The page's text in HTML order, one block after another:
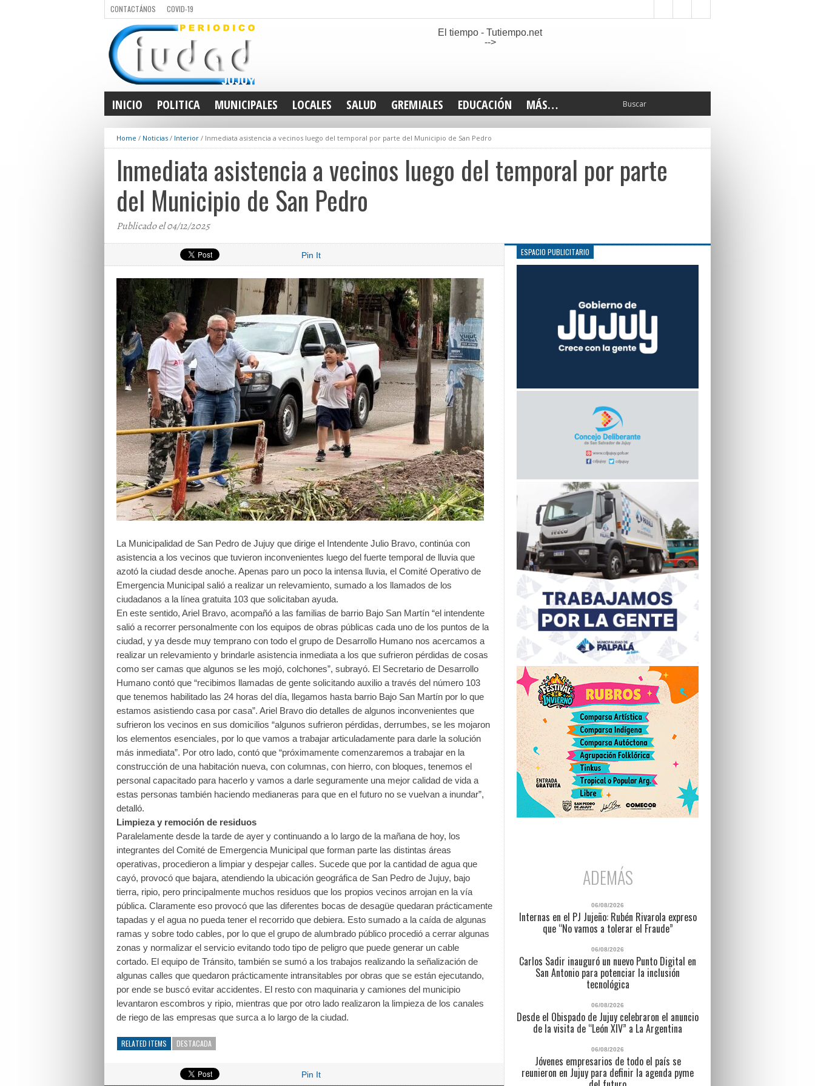
CONTACTÁNOS COVID-19
El tiempo - Tutiempo.net
-->
INICIO POLITICA MUNICIPALES LOCALES SALUD GREMIALES EDUCACIÓN MÁS…
INTERIOR
DEPORTES
ELECCIONES 2025
LEGISLATIVO
Home / Noticias / Interior / Inmediata asistencia a vecinos luego del temporal por parte del Municipio de San Pedro
Inmediata asistencia a vecinos luego del temporal por parte
del Municipio de San Pedro
Publicado el 04/12/2025
Pin It
La Municipalidad de San Pedro de Jujuy que dirige el Intendente Julio Bravo, continúa con
asistencia a los vecinos que tuvieron inconvenientes luego del fuerte temporal de lluvia que
azotó la ciudad desde anoche. Apenas paro un poco la intensa lluvia, el Comité Operativo de
Emergencia Municipal salió a realizar un relevamiento, sumado a los llamados de los
ciudadanos a la línea gratuita 103 que solicitaban ayuda.
En este sentido, Ariel Bravo, acompañó a las familias de barrio Bajo San Martín “el intendente
salió a recorrer personalmente con los equipos de obras públicas cada uno de los puntos de la
ciudad, y ya desde muy temprano con todo el grupo de Desarrollo Humano nos acercamos a
realizar un relevamiento y brindarle asistencia inmediata a los que sufrieron pérdidas de cosas
como ser camas que algunos se les mojó, colchones”, subrayó. El Secretario de Desarrollo
Humano contó que “recibimos llamadas de gente solicitando auxilio a través del número 103
que tenemos habilitado las 24 horas del día, llegamos hasta barrio Bajo San Martín por lo que
estamos asistiendo casa por casa”. Ariel Bravo dio detalles de algunos inconvenientes que
sufrieron los vecinos en sus domicilios “algunos sufrieron pérdidas, derrumbes, se les mojaron
los elementos esenciales, por lo que vamos a trabajar articuladamente para darle la solución
más inmediata”. Por otro lado, contó que “próximamente comenzaremos a trabajar en la
construcción de una habitación nueva, con columnas, con hierro, con bloques, tenemos el
personal capacitado para hacerlo y vamos a darle seguramente una mejor calidad de vida a
estas personas también haciendo medianeras para que en el futuro no se vuelvan a inundar”,
detalló.
Limpieza y remoción de residuos
Paralelamente desde la tarde de ayer y continuando a lo largo de la mañana de hoy, los
integrantes del Comité de Emergencia Municipal que forman parte las distintas áreas
operativas, procedieron a limpiar y despejar calles. Sucede que por la cantidad de agua que
cayó, provocó que bajara, atendiendo la ubicación geográfica de San Pedro de Jujuy, bajo
tierra, ripio, pero principalmente muchos residuos que los propios vecinos arrojan en la vía
pública. Claramente eso provocó que las diferentes bocas de desagüe quedaran prácticamente
tapadas y el agua no pueda tener el recorrido que debiera. Esto sumado a la caída de algunas
ramas y sobre todo cables, por lo que el grupo de alumbrado público procedió a cerrar algunas
zonas y normalizar el servicio evitando todo tipo de peligro que puede generar un cable
cortado. El equipo de Tránsito, también se sumó a los trabajos realizando la señalización de
algunas calles que quedaron prácticamente intransitables por obras que se están ejecutando,
por ende se buscó evitar accidentes. El resto con maquinaria y camiones del municipio
levantaron escombros y ripio, mientras que por otro lado realizaron la limpieza de los canales
de riego de las empresas que surca a lo largo de la ciudad.
RELATED ITEMS DESTACADA
Pin It
ESPACIO PUBLICITARIO
ADEMÁS
06/08/2026
Internas en el PJ Jujeño: Rubén Rivarola expreso
que “No vamos a tolerar el Fraude”
06/08/2026
Carlos Sadir inauguró un nuevo Punto Digital en
San Antonio para potenciar la inclusión
tecnológica
06/08/2026
Desde el Obispado de Jujuy celebraron el anuncio
de la visita de “León XIV” a La Argentina
06/08/2026
Jóvenes empresarios de todo el país se
reunieron en Jujuy para definir la agenda pyme